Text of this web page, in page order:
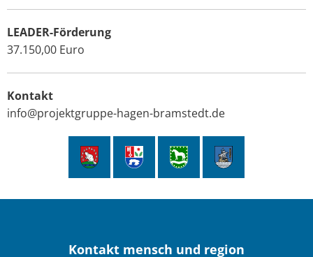
LEADER-Förderung
37.150,00 Euro
Kontakt
info@projektgruppe-hagen-bramstedt.de
Kontakt mensch und region